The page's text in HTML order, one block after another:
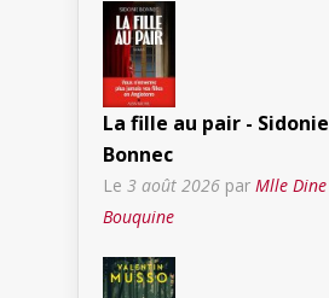
La fille au pair - Sidonie
Bonnec
Le 3 août 2026 par Mlle Dine
Bouquine